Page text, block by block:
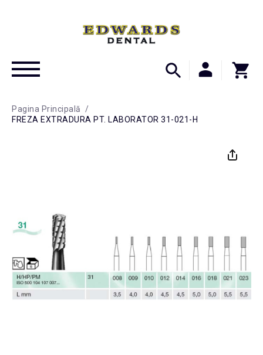
Pagina Principală
/
FREZA EXTRADURA PT. LABORATOR 31-021-H